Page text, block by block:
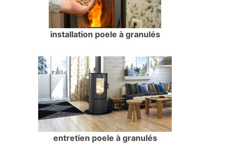
installation poele à granulés
entretien poele à granulés